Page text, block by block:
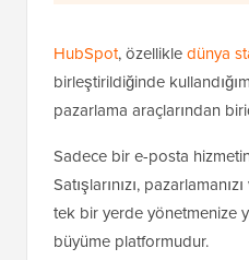
HubSpot, özellikledünya
birleştirildiğinde
pazarlama araçlarından
Sadece bir e-posta
Satışlarınızı,
tek bir yerde yönetmenize
büyüme platformudur.